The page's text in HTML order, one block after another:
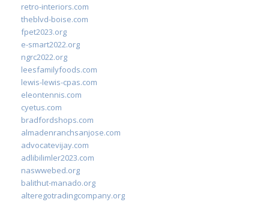
retro-interiors.com
theblvd-boise.com
fpet2023.org
e-smart2022.org
ngrc2022.org
leesfamilyfoods.com
lewis-lewis-cpas.com
eleontennis.com
cyetus.com
bradfordshops.com
almadenranchsanjose.com
advocatevijay.com
adlibilimler2023.com
naswwebed.org
balithut-manado.org
alteregotradingcompany.org